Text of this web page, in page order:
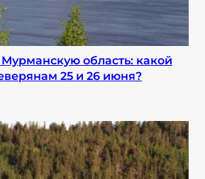
область: какой
25 и 26 июня?